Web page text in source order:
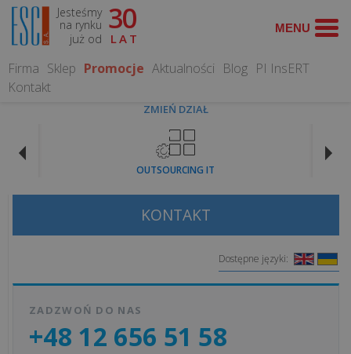
Jesteśmy
na rynku
już od
30
LAT
Firma Sklep Promocje Aktualności Blog PI InsERT
Kontakt
ZMIEŃ DZIAŁ
OUTSOURCING IT
WYSZUKAJ
Kontakt
O
Historia
KONTAKT
Dostępne języki:
ZADZWOŃ DO NAS
+48 12 656 51 58